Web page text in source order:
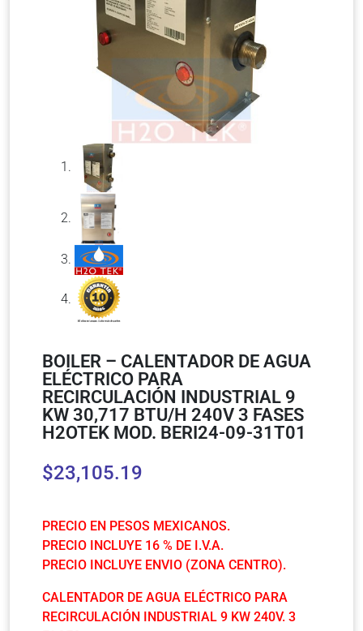
BOILER – CALENTADOR DE AGUA
ELÉCTRICO PARA
RECIRCULACIÓN INDUSTRIAL 9
KW 30,717 BTU/H 240V 3 FASES
H2OTEK MOD. BERI24-09-31T01
$23,105.19
PRECIO EN PESOS MEXICANOS.
PRECIO INCLUYE 16 % DE I.V.A.
PRECIO INCLUYE ENVIO (ZONA CENTRO).
CALENTADOR DE AGUA ELÉCTRICO PARA
RECIRCULACIÓN INDUSTRIAL 9 KW 240V. 3